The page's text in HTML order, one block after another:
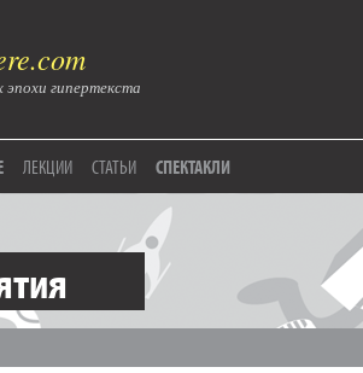
эпохи гипертекста
ЛЕКЦИИ СТАТЬИ СПЕКТАКЛИ